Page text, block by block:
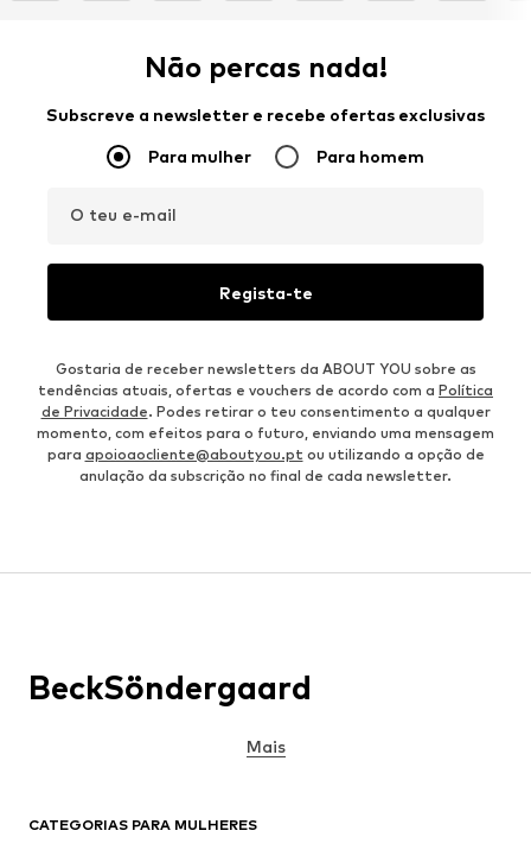
Não percas nada!
Subscreve a newsletter e recebe ofertas exclusivas
Para mulher Para homem
O teu e-mail
Regista-te
Gostaria de receber newsletters da ABOUT YOU sobre as
tendências atuais, ofertas e vouchers de acordo com a Política
de Privacidade. Podes retirar o teu consentimento a qualquer
momento, com efeitos para o futuro, enviando uma mensagem
para apoioaocliente@aboutyou.ptou utilizando a opção de
anulação da subscrição no final de cada newsletter.
CATEGORIAS PARA MULHERES
BeckSöndergaard
Mais